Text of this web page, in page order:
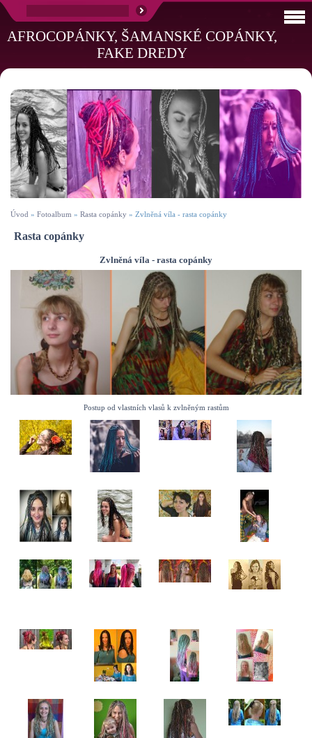
AFROCOPÁNKY, ŠAMANSKÉ COPÁNKY,
FAKE DREDY
Úvod » Fotoalbum » Rasta copánky » Zvlněná víla - rasta copánky
Rasta copánky
Zvlněná víla - rasta copánky
Postup od vlastních vlasů k zvlněným rastům